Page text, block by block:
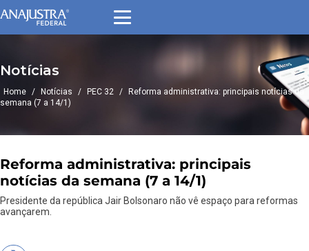
Notícias
Home / Notícias / PEC 32 /
Reforma administrativa: principais notícias da
semana (7 a 14/1)
Reforma administrativa: principais
notícias da semana (7 a 14/1)
Presidente da república Jair Bolsonaro não vê espaço para reformas
avançarem.